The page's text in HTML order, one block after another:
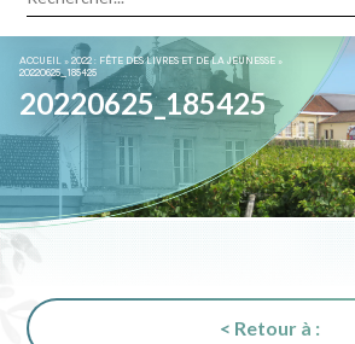
ACCUEIL »2022 : FÊTE DES LIVRES ET DE LA JEUNESSE »
20220625_185425
20220625_185425
< Retour à :